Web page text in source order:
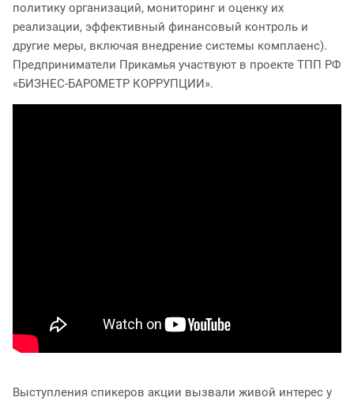
политику организаций, мониторинг и оценку их
реализации, эффективный финансовый контроль и
другие меры, включая внедрение системы комплаенс).
Предприниматели Прикамья участвуют в проекте ТПП РФ
«БИЗНЕС-БАРОМЕТР КОРРУПЦИИ».
Выступления спикеров акции вызвали живой интерес у